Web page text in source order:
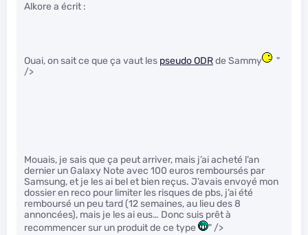
Alkore a écrit :
Ouai, on sait ce que ça vaut les pseudo ODRde Sammy
"
/>
Mouais, je sais que ça peut arriver, mais j’ai acheté l’an
dernier un Galaxy Note avec 100 euros remboursés par
Samsung, et je les ai bel et bien reçus. J’avais envoyé mon
dossier en reco pour limiter les risques de pbs, j’ai été
remboursé un peu tard (12 semaines, au lieu des 8
annoncées), mais je les ai eus… Donc suis prêt à
recommencer sur un produit de ce type
" />